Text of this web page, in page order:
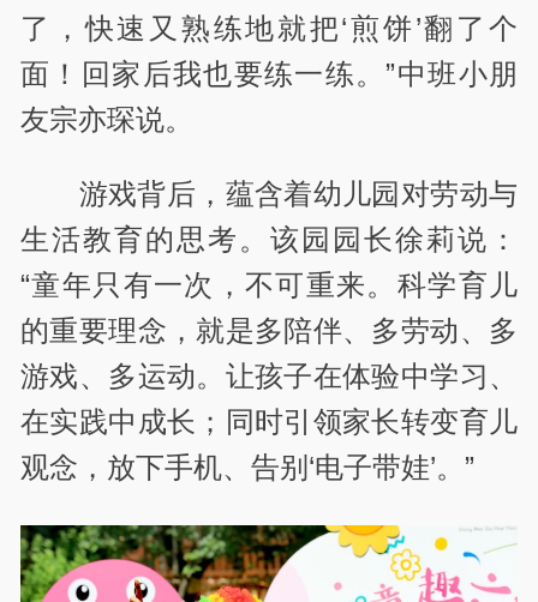
了，快速又熟练地就把‘煎饼’翻了个
面！回家后我也要练一练。”中班小朋
友宗亦琛说。
游戏背后，蕴含着幼儿园对劳动与
生活教育的思考。该园园长徐莉说：
“童年只有一次，不可重来。科学育儿
的重要理念，就是多陪伴、多劳动、多
游戏、多运动。让孩子在体验中学习、
在实践中成长；同时引领家长转变育儿
观念，放下手机、告别‘电子带娃’。”